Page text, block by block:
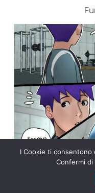
I Cookie ti consentono
Confermi